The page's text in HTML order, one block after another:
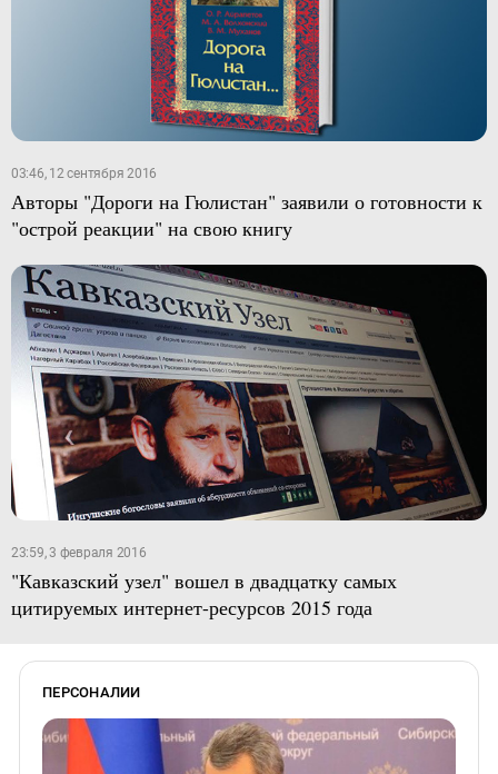
03:46, 12 сентября 2016
Авторы "Дороги на Гюлистан" заявили о готовности к
"острой реакции" на свою книгу
23:59, 3 февраля 2016
"Кавказский узел" вошел в двадцатку самых
цитируемых интернет-ресурсов 2015 года
ПЕРСОНАЛИИ